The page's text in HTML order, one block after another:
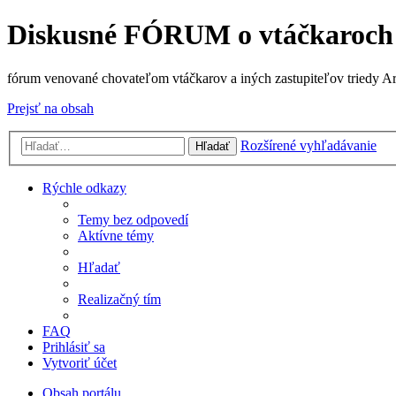
Diskusné FÓRUM o vtáčkaroch
fórum venované chovateľom vtáčkarov a iných zastupiteľov triedy
Prejsť na obsah
Hľadať Rozšírené vyhľadávanie
Rýchle odkazy
Temy bez odpovedí
Aktívne témy
Hľadať
Realizačný tím
FAQ
Prihlásiť sa
Vytvoriť účet